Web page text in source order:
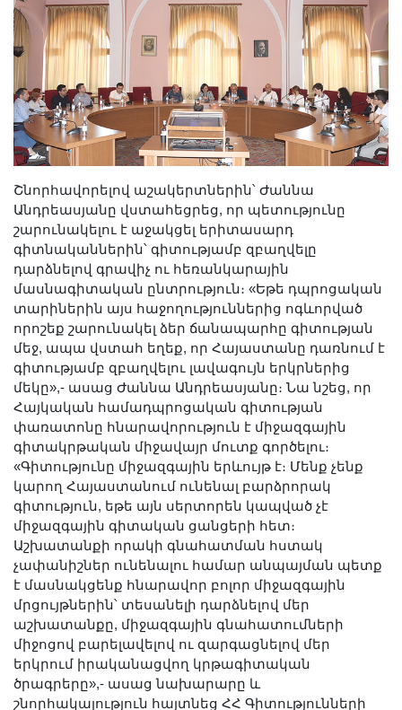
Շնորհավորելով աշակերտներին՝ Ժաննա
Անդրեասյանը վստահեցրեց, որ պետությունը
շարունակելու է աջակցել երիտասարդ
գիտնականներին՝ գիտությամբ զբաղվելը
դարձնելով գրավիչ ու հեռանկարային
մասնագիտական ընտրություն։ «Եթե դպրոցական
տարիներին այս հաջողություններից ոգևորված
որոշեք շարունակել ձեր ճանապարհը գիտության
մեջ, ապա վստահ եղեք, որ Հայաստանը դառնում է
գիտությամբ զբաղվելու լավագույն երկրներից
մեկը»,- ասաց Ժաննա Անդրեասյանը։ Նա նշեց, որ
Հայկական համադպրոցական գիտության
փառատոնը հնարավորություն է միջազգային
գիտակրթական միջավայր մուտք գործելու։
«Գիտությունը միջազգային երևույթ է։ Մենք չենք
կարող Հայաստանում ունենալ բարձրորակ
գիտություն, եթե այն սերտորեն կապված չէ
միջազգային գիտական ցանցերի հետ։
Աշխատանքի որակի գնահատման հստակ
չափանիշներ ունենալու համար անպայման պետք
է մասնակցենք հնարավոր բոլոր միջազգային
մրցույթներին՝ տեսանելի դարձնելով մեր
աշխատանքը, միջազգային գնահատումների
միջոցով բարելավելով ու զարգացնելով մեր
երկրում իրականացվող կրթագիտական
ծրագրերը»,- ասաց նախարարը և
շնորհակալություն հայտնեց ՀՀ Գիտությունների